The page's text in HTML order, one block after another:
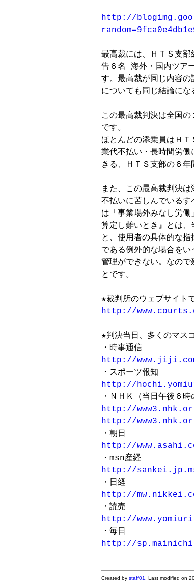
http://
最高裁には、ＨＴＳ支
告６名 海外・国内ツア
す。最高裁が同じ内容
についても同じ結論にな
この最高裁判決は全国
です。
ほとんどの添乗員はＨ
業代不払い・長時間労
きる、ＨＴＳ支部の６年
また、この最高裁判決
不払いに苦しんでいる
は「事業場外みなし労
算定し難いとき』とは
と、使用者の具体的な
である例外的な場合を
管理ができない。なの
とです。
http://
★判決当日、多くのマス
http://www.jiji.com/
http://
http://
http://
http://
http://
http://
http://
http://
Created bystaff01 . Last modified on